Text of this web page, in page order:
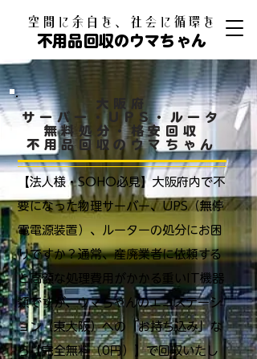
​空間に余白を、社会に循環を
不用品回収のウマちゃん
大阪府
サーバー・UPS・ルータ
無料処分・格安回収
不用品回収のウマちゃん
【法人様・SOHO必見】大阪府内で不
要になった物理サーバー、UPS（無停
電電源装置）、ルーターの処分にお困
りですか？通常、産廃業者に依頼する
と高額な処理費用がかかる重いIT機器
類ですが、ウマちゃんのエコステーシ
ョン（東大阪）への「お持ち込み」な
ら【完全無料（0円）】で回収いたし